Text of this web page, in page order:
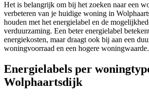
Het is belangrijk om bij het zoeken naar een
verbeteren van je huidige woning in
houden met het energielabel en de
verduurzaming. Een beter energielabel
energiekosten, maar draagt ook bij aan een
woningvoorraad en een hogere woningwaarde.
Energielabels per
Wolphaartsdijk